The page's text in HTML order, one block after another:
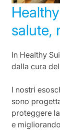
salute,
In Healthy
dalla cura
I nostri
sono
proteggere
e